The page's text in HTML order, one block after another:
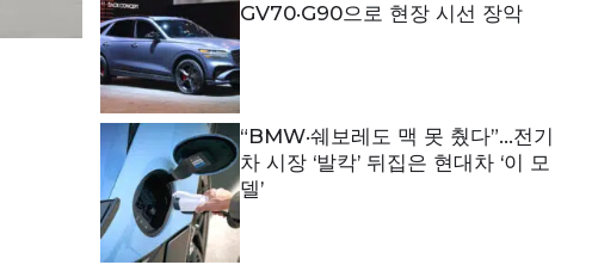
GV70·G90으로 현장 시선 장악
“BMW·쉐보레도 맥 못 췄다”…전기
차 시장 ‘발칵’ 뒤집은 현대차 ‘이 모
델’